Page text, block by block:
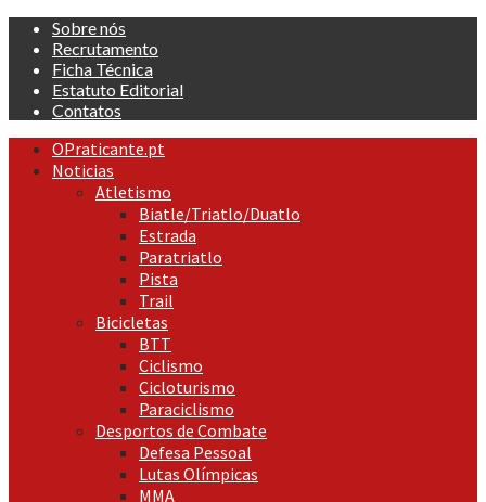
Skip
content
Sobre nós
Recrutamento
Ficha Técnica
Estatuto Editorial
Contatos
Primary
Menu
OPraticante.pt
Noticias
Atletismo
Biatle/Triatlo/Duatlo
Estrada
Paratriatlo
Pista
Trail
Bicicletas
BTT
Ciclismo
Cicloturismo
Paraciclismo
Desportos de Combate
Defesa Pessoal
Lutas Olímpicas
MMA